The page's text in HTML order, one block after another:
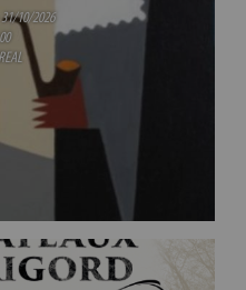
10/2026